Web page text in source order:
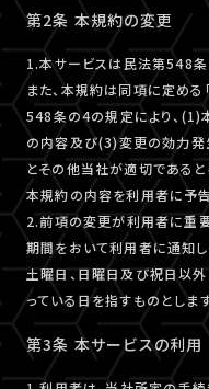
第2条 本規約の変更
1.本サービスは民法第548条
また、本規約は同項に定める
548条の4の規定により、(1)
の内容及び(3)変更の効力発
とその他当社が適切であると
本規約の内容を利用者に予
2.前項の変更が利用者に重
期間をおいて利用者に通知し
土曜日、日曜日及び祝日以
っている日を指すものとしま
第3条 本サービスの利用